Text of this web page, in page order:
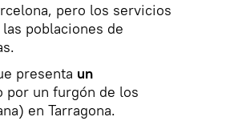
pero los servicios
poblaciones de
presenta un
por un furgón de los
en Tarragona.